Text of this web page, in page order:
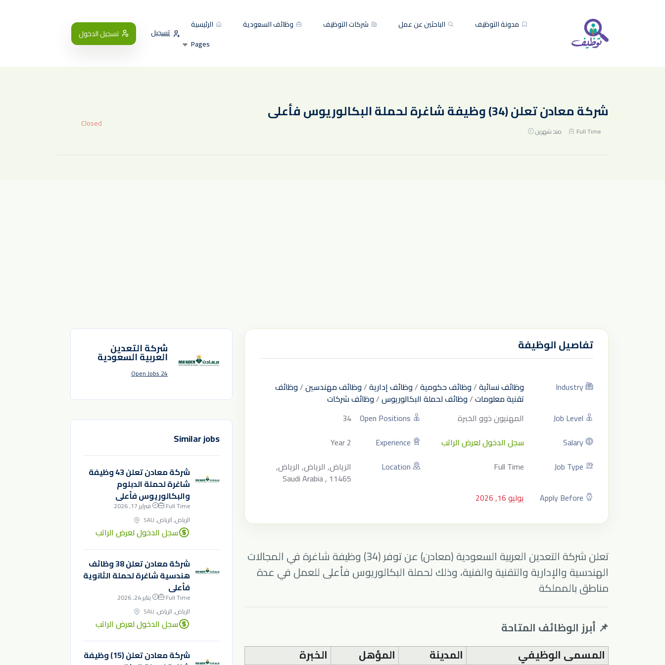
الرئيسية وظائف السعودية شركات التوظيف الباحثين عن عمل
مدونة التوظيف
Pages
تسجيل تسجيل الدخول
شركة معادن تعلن (34) وظيفة شاغرة لحملة البكالوريوس فأعلى
Full Time منذ شهرين
Closed
تفاصيل الوظيفة
Industry وظائف نسائية/وظائف حكومية/وظائف إدارية/وظائف مهندسين/وظائف
تقنية معلومات/وظائف لحملة البكالوريوس/وظائف شركات
Job Level
المهنيون ذوو الخبرة Open Positions
34
Salary
سجل الدخول لعرض الراتب Experience
2 Year
Job Type
Full Time
Location
الرياض, الرياض, الرياض,
Saudi Arabia , 11465
Apply Before
يوليو 16, 2026
تعلنشركة التعدين العربية السعودية (معادن)
عن توفر (34) وظيفة شاغرة في المجالات
الهندسية والإدارية والتقنية والفنية، وذلك لحملة البكالوريوس فأعلى للعمل في عدة
مناطق بالمملكة
📌 أبرز الوظائف المتاحة
المسمى الوظيفي
المدينة المؤهل
الخبرة
شركة التعدين
العربية السعودية
24 Open Jobs
Similar jobs
شركة معادن تعلن 43 وظيفة
شاغرة لحملة الدبلوم
والبكالوريوس فأعلى
Full Time
فبراير 17, 2026
الرياض, الرياض, SAU
سجل الدخول لعرض الراتب
شركة معادن تعلن 38 وظائف
هندسية شاغرة لحملة الثانوية
فأعلى
Full Time
يناير 24, 2026
الرياض, الرياض, SAU
سجل الدخول لعرض الراتب
شركة معادن تعلن (15) وظيفة